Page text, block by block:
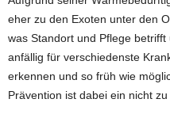
eher zu den Exoten unter den
was Standort und Pflege
anfällig für verschiedenste
erkennen und so früh wie
Prävention ist dabei ein nicht